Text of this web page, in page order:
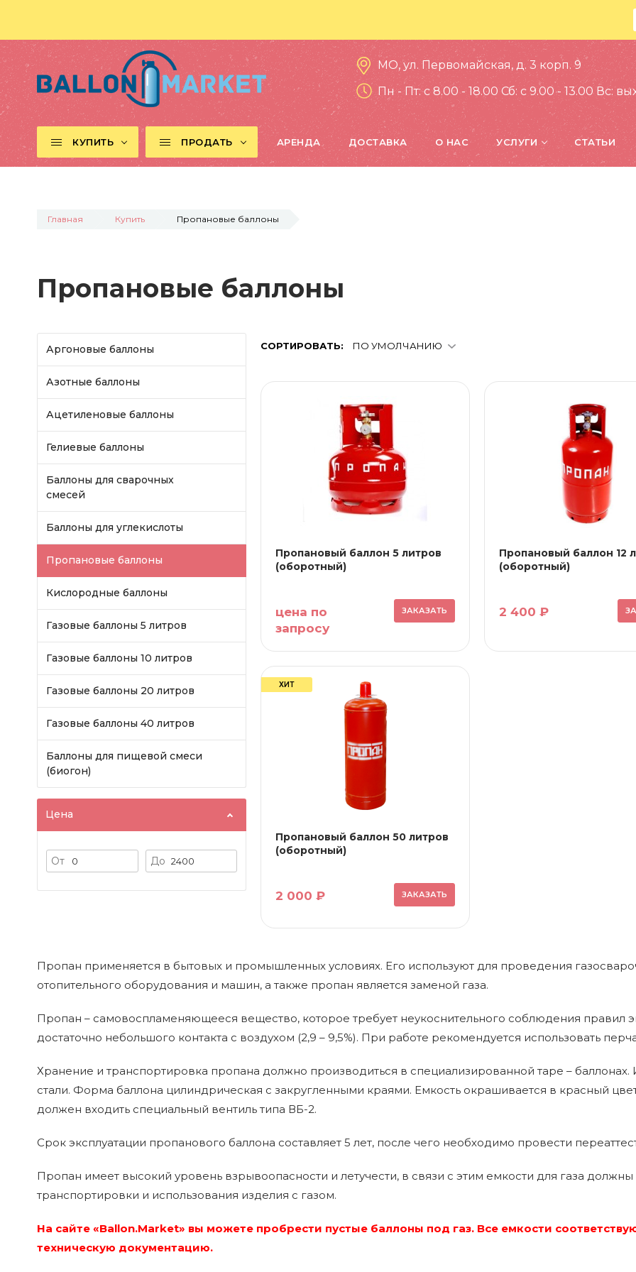
МО, ул. Первомайская, д. 3 корп. 9
Пн - Пт: c 8.00 - 18.00 Сб: c 9.00 - 13.00 Вс:
КУПИТЬ ПРОДАТЬ АРЕНДА ДОСТАВКА О НАС УСЛУГИ СТАТЬИ
Главная Купить Пропановые баллоны
Пропановые баллоны
Аргоновые баллоны
Азотные баллоны
Ацетиленовые баллоны
Гелиевые баллоны
Баллоны для сварочных
смесей
Баллоны для углекислоты
Пропановые баллоны
Кислородные баллоны
Газовые баллоны 5 литров
Газовые баллоны 10 литров
Газовые баллоны 20 литров
Газовые баллоны 40 литров
Баллоны для пищевой смеси
(биогон)
Цена
От До
СОРТИРОВАТЬ: ПО УМОЛЧАНИЮ
Пропановый баллон 5 литров
(оборотный)
цена по
запросу
ЗАКАЗАТЬ
Пропановый баллон 12
(оборотный)
2 400 ₽
ХИТ
Пропановый баллон 50 литров
(оборотный)
2 000 ₽ ЗАКАЗАТЬ
Пропан применяется в бытовых и промышленных условиях. Его используют для проведения
отопительного оборудования и машин, а также пропан является заменой газа.
Пропан – самовоспламеняющееся вещество, которое требует неукоснительного соблюдения правил
достаточно небольшого контакта с воздухом (2,9 – 9,5%). При работе рекомендуется использовать
Хранение и транспортировка пропана должно производиться в специализированной таре –
стали. Форма баллона цилиндрическая с закругленными краями. Емкость окрашивается в красный
должен входить специальный вентиль типа ВБ-2.
Срок эксплуатации пропанового баллона составляет 5 лет, после чего необходимо провести
Пропан имеет высокий уровень взрывоопасности и летучести, в связи с этим емкости для газа
транспортировки и использования изделия с газом.
На сайте «Ballon.Market» вы можете пробрести пустые баллоны под газ. Все емкости
техническую документацию.